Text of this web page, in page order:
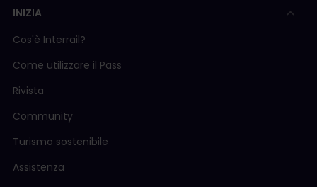
INIZIA
Cos'è Interrail?
Come utilizzare il Pass
Rivista
Community
Turismo sostenibile
Assistenza